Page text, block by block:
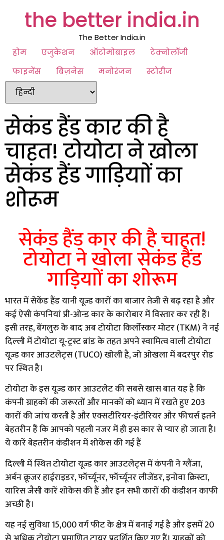
the better india.in
The Better India.in
होम
एजुकेशन ऑटोमोबाइल
टेक्नोलॉजी
फाइनेंस
बिज़नेस मनोरंजन स्टोरीज
सेकंड हैंड कार की है
चाहत! टोयोटा ने खोला
सेकंड हैंड गाड़ियाों का
शोरूम
सेकंड हैंड कार की है चाहत!
टोयोटा ने खोला सेकंड हैंड
गाड़ियाों का शोरूम
भारत में सेकेंड हैंड यानी यूज्ड कारों का बाजार तेजी से बढ़ रहा है और
कई ऐसी कंपनियां प्री-ओन्ड कार के कारोबार में विस्तार कर रही हैं।
इसी तरह, बेंगलुरु के बाद अब टोयोटा किर्लोस्कर मोटर (TKM) ने नई
दिल्ली में टोयोटा यू-ट्रस्ट ब्रांड के तहत अपने स्वामित्व वाली टोयोटा
यूज्ड कार आउटलेट्स (TUCO) खोली है, जो ओखला में बदरपुर रोड
पर स्थित है।
टोयोटा के इस यूज्ड कार आउटलेट की सबसे खास बात यह है कि
कंपनी ग्राहकों की जरूरतों और मानकों को ध्यान में रखते हुए 203
कारों की जांच करती है और एक्सटीरियर-इंटीरियर और फीचर्स इतने
बेहतरीन हैं कि आपको पहली नजर में ही इस कार से प्यार हो जाता है।
ये कारें बेहतरीन कंडीशन में शोकेस की गई हैं
दिल्ली में स्थित टोयोटा यूज्ड कार आउटलेट्स में कंपनी ने ग्लैंजा,
अर्बन क्रूजर हाईराइडर, फॉर्च्यूनर, फॉर्च्यूनर लीजेंडर, इनोवा क्रिस्टा,
यारिस जैसी कारें शोकेस की हैं और इन सभी कारों की कंडीशन काफी
अच्छी है।
यह नई सुविधा 15,000 वर्ग फीट के क्षेत्र में बनाई गई है और इसमें 20